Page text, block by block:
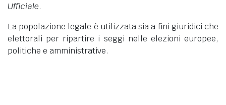
Ufficiale.
La popolazione legale è utilizzata sia a fini giuridici che
elettorali per ripartire i seggi nelle elezioni europee,
politiche e amministrative.